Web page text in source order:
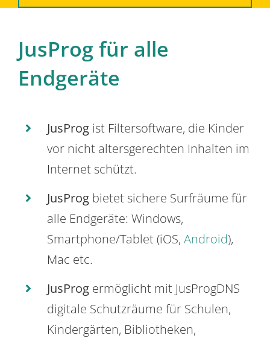
JusProg für alle
Endgeräte
JusProg ist Filtersoftware, die Kinder
vor nicht altersgerechten Inhalten im
Internet schützt.
JusProg bietet sichere Surfräume für
alle Endgeräte: Windows,
Smartphone/Tablet (iOS, Android),
Mac etc.
JusProg ermöglicht mit JusProgDNS
digitale Schutzräume für Schulen,
Kindergärten, Bibliotheken,